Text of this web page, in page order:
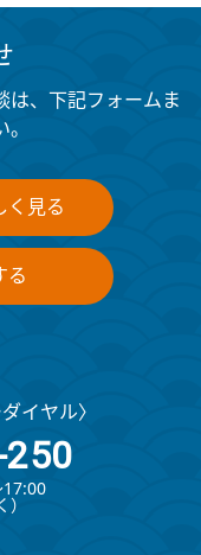
は、下記フォームま
く見る
る
イヤル〉
）